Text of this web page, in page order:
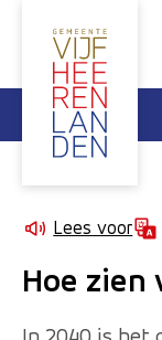
Lees voor
Hoe zien